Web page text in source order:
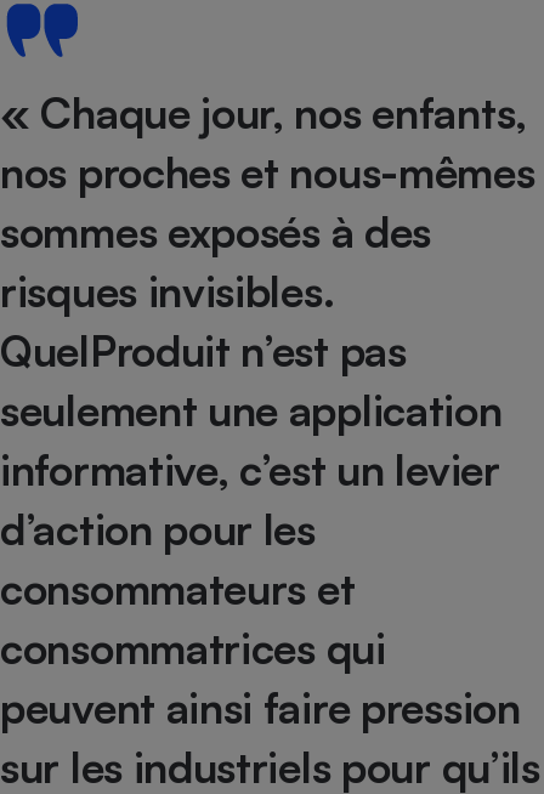
« Chaque jour, nos enfants,
nos proches et nous-mêmes
sommes exposés à des
risques invisibles.
QuelProduit n’est pas
seulement une application
informative, c’est un levier
d’action pour les
consommateurs et
consommatrices qui
peuvent ainsi faire pression
sur les industriels pour qu’ils